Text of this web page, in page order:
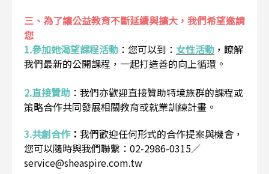
三、為了讓公益教育不斷延續與擴大，我們希望邀請
您
1.參加她渴望課程活動 ： 您可以到： 女性活動 ，瞭解
我們最新的公開課程，一起打造善的向上循環。
2.直接贊助 ： 我們亦歡迎直接贊助特境族群的課程或
策略合作共同發展相關教育或就業訓練計畫。
3.共創合作： 我們歡迎任何形式的合作提案與機會，
您可以隨時與我們聯繫：02-2986-0315／
service@sheaspire.com.tw